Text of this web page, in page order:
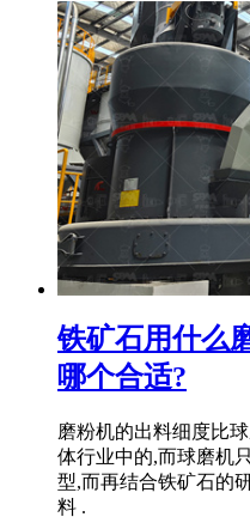
铁矿石用什么
哪个合适?
磨粉机的出料细度比
体行业中的,而球磨机
型,而再结合铁矿石的
料 .